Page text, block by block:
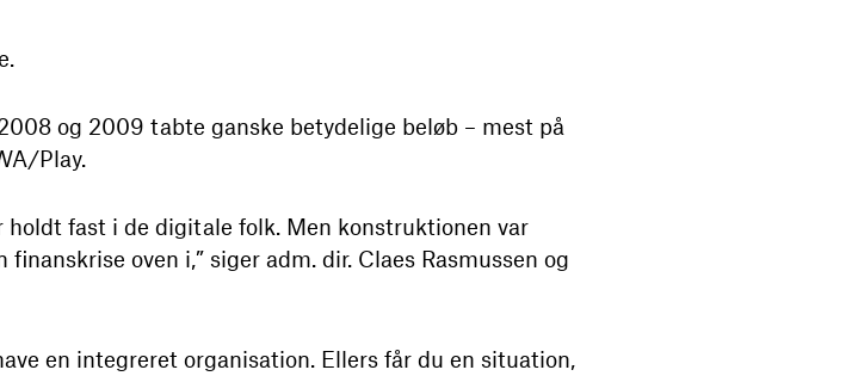
og 2009 tabte ganske betydelige beløb – mest på
Play.
fast i de digitale folk. Men konstruktionen var
oven i,” siger adm. dir. Claes Rasmussen og
en integreret organisation. Ellers får du en situation,